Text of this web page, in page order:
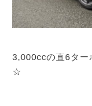
3,000ccの直6ター
☆